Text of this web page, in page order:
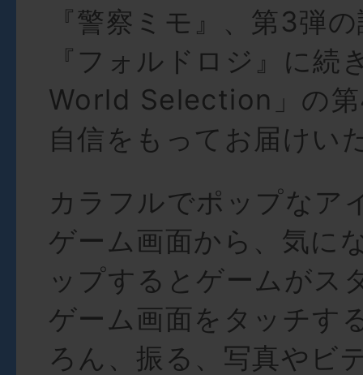
『警察ミモ』、第3弾
『フォルドロジ』に続
World Selection」の
自信をもってお届けい
カラフルでポップなア
ゲーム画面から、気に
ップするとゲームがス
ゲーム画面をタッチす
ろん、振る、写真やビ